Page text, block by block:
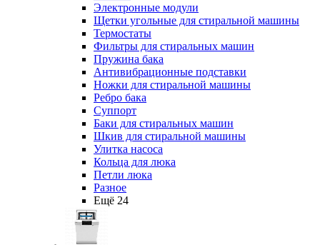
Электронные модули
Щетки угольные для стиральной машины
Термостаты
Фильтры для стиральных машин
Пружина бака
Антивибрационные подставки
Ножки для стиральной машины
Ребро бака
Суппорт
Баки для стиральных машин
Шкив для стиральной машины
Улитка насоса
Кольца для люка
Петли люка
Разное
Ещё 24